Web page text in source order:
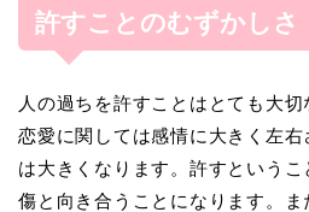
許すことのむずかしさ
人の過ちを許すことはとても大
恋愛に関しては感情に大きく左
は大きくなります。許すという
傷と向き合うことになります。